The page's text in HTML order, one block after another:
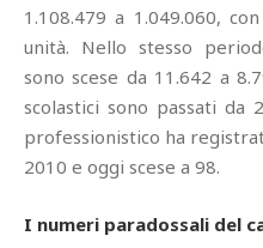
1.108.479 a 1.049.060,
unità. Nello stesso
sono scese da 11.642 a
scolastici sono passati da
professionistico ha
2010 e oggi scese a 98.
I numeri paradossali del